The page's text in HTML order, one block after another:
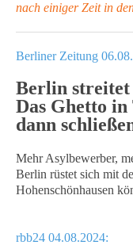
nach einiger Zeit in
Berliner Zeitung
Berlin streitet
Das Ghetto in
dann
Mehr Asylbewerber,
Berlin rüstet sich mit
Hohenschönhausen
rbb24 04.08.2024: